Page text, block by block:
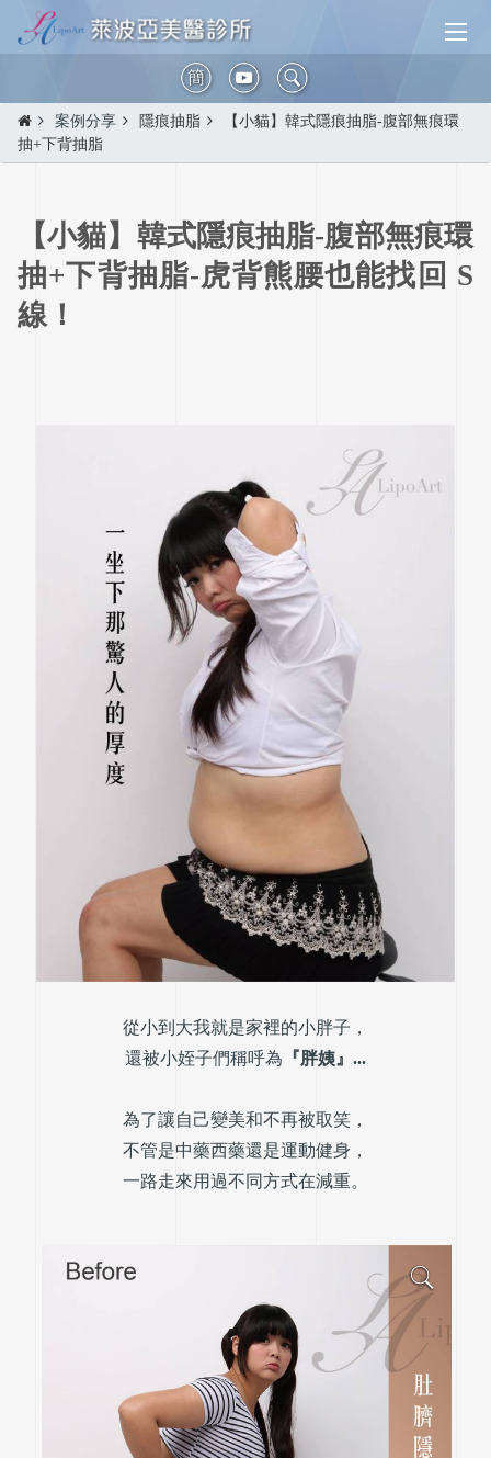
簡
案例分享 隱痕抽脂
【小貓】韓式隱痕抽脂-腹部無痕環
抽+下背抽脂
【小貓】韓式隱痕抽脂-腹部無痕環
抽+下背抽脂-虎背熊腰也能找回 S
線！
從小到大我就是家裡的小胖子，
還被小姪子們稱呼為 『胖姨』...
為了讓自己變美和不再被取笑，
不管是中藥西藥還是運動健身，
一路走來用過不同方式在減重。